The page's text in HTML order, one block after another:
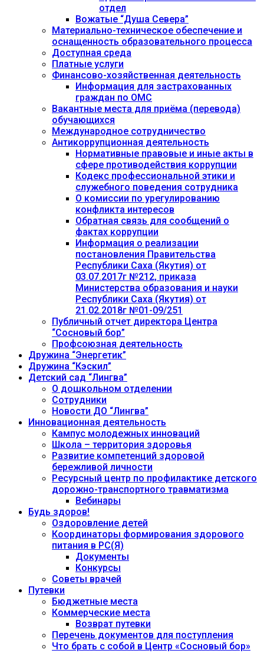
отдел
Вожатые “Душа Севера”
Материально-техническое обеспечение и
оснащенность образовательного процесса
Доступная среда
Платные услуги
Финансово-хозяйственная деятельность
Информация для застрахованных
граждан по ОМС
Вакантные места для приёма (перевода)
обучающихся
Международное сотрудничество
Антикоррупционная деятельность
Нормативные правовые и иные акты в
сфере противодействия коррупции
Кодекс профессиональной этики и
служебного поведения сотрудника
О комиссии по урегулированию
конфликта интересов
Обратная связь для сообщений о
фактах коррупции
Информация о реализации
постановления Правительства
Республики Саха (Якутия) от
03.07.2017г №212, приказа
Министерства образования и науки
Республики Саха (Якутия) от
21.02.2018г №01-09/251
Публичный отчет директора Центра
“Сосновый бор”
Профсоюзная деятельность
Дружина “Энергетик”
Дружина “Кэскил”
Детский сад “Лингва”
О дошкольном отделении
Сотрудники
Новости ДО “Лингва”
Инновационная деятельность
Кампус молодежных инноваций
Школа – территория здоровья
Развитие компетенций здоровой
бережливой личности
Ресурсный центр по профилактике детского
дорожно-транспортного травматизма
Вебинары
Будь здоров!
Оздоровление детей
Координаторы формирования здорового
питания в РС(Я)
Документы
Конкурсы
Советы врачей
Путевки
Бюджетные места
Коммерческие места
Возврат путевки
Перечень документов для поступления
Что брать с собой в Центр «Сосновый бор»